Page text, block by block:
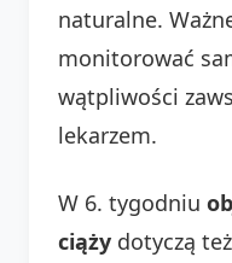
naturalne.
monitorować
wątpliwości
lekarzem.
W 6. tygodniu
ciąży dotyczą